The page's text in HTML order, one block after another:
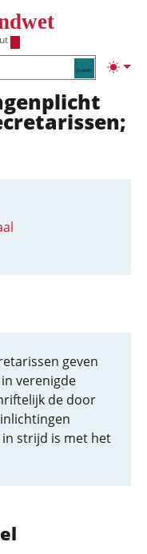
Zoeken
geven
verenigde
de door
strijd is met het